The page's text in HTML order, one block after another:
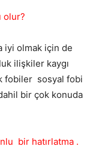
olur?
iyi olmak için de
ilişkiler kaygı
fobiler sosyal fobi
bir çok konuda
bir hatırlatma .